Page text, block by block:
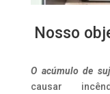
Nosso
O acúmulo de
causar